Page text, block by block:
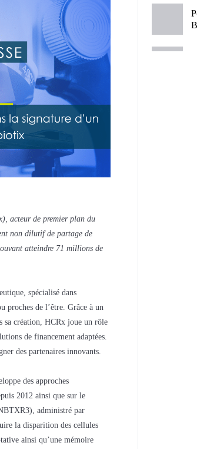
acteur de premier plan du
non dilutif de partage de
atteindre 71 millions de
spécialisé dans
proches de l’être. Grâce à un
sa création, HCRx joue un rôle
de financement adaptées.
des partenaires innovants.
des approches
2012 ainsi que sur le
administré par
la disparition des cellules
ainsi qu’une mémoire